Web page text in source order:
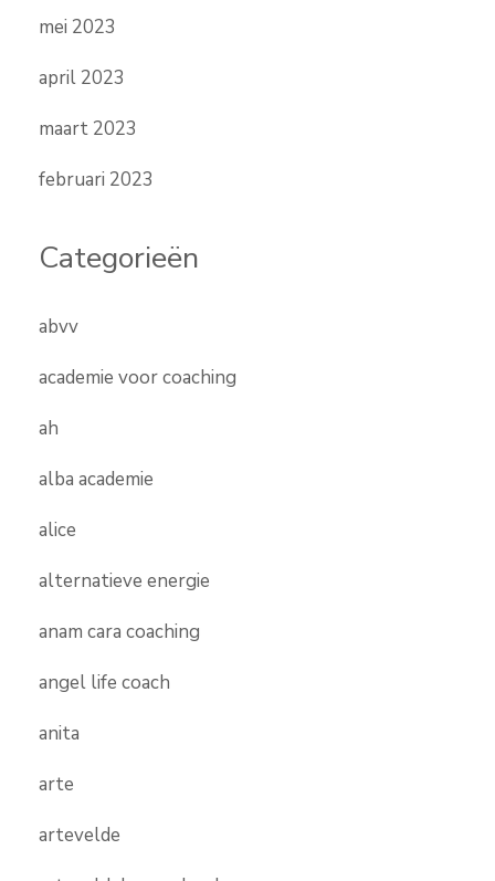
mei 2023
april 2023
maart 2023
februari 2023
Categorieën
abvv
academie voor coaching
ah
alba academie
alice
alternatieve energie
anam cara coaching
angel life coach
anita
arte
artevelde